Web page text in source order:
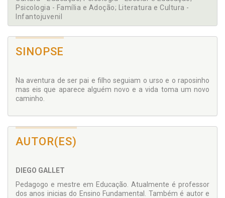
Psicologia - Família e Adoção; Literatura e Cultura -
Infantojuvenil
SINOPSE
Na aventura de ser pai e filho seguiam o urso e o raposinho
mas eis que aparece alguém novo e a vida toma um novo
caminho.
AUTOR(ES)
DIEGO GALLET
Pedagogo e mestre em Educação. Atualmente é professor
dos anos inicias do Ensino Fundamental. Também é autor e